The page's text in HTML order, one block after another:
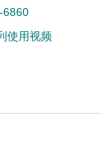
6860
使用视频